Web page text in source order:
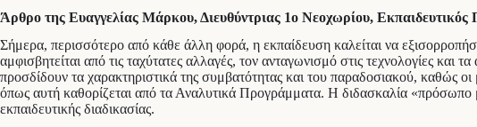
Άρθρο της Ευαγγελίας Μάρκου, Διευθύντριας 1ο Νεοχωρίου,
Σήμερα, περισσότερο από κάθε άλλη φορά, η εκπαίδευση καλείται να
αμφισβητείται από τις ταχύτατες αλλαγές, τον ανταγωνισμό στις τεχνολογίες
προσδίδουν τα χαρακτηριστικά της συμβατότητας και του παραδοσιακού, καθώς
όπως αυτή καθορίζεται από τα Αναλυτικά Προγράμματα. Η διδασκαλία «πρόσωπο
εκπαιδευτικής διαδικασίας.